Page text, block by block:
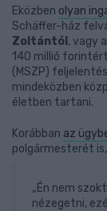
Eközben olyan
Schäffer-ház
Zoltántól , vagy
140 millió
(MSZP)
mindeközben
életben tartani.
Korábban az
polgármesterét
„Én nem
nézegetni,